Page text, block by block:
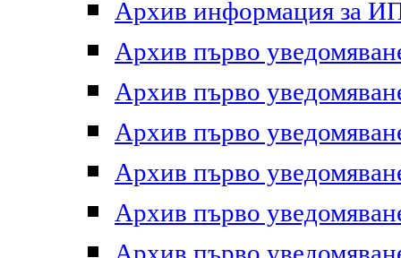
Архив информация за
Архив първо
Архив първо
Архив първо
Архив първо
Архив първо